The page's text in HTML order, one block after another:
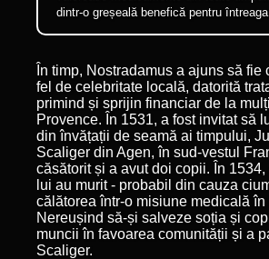
dintr-o greșeală benefică pentru
În timp, Nostradamus a ajuns să fie
fel de celebritate locală, datorită
primind și sprijin financiar de la
Provence. În 1531, a fost invitat să
din învățații de seamă ai timpului,
Scaliger din Agen, în sud-vestul
căsătorit și a avut doi copii. În
lui au murit - probabil din cauza
călătorea într-o misiune medicală în
Nereușind să-și salveze soția și
muncii în favoarea comunității și a
Scaliger.